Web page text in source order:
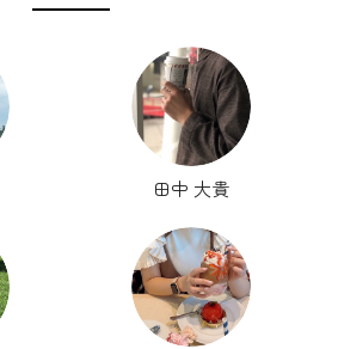
田中 大貴